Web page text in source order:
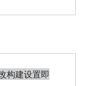
构建设置即